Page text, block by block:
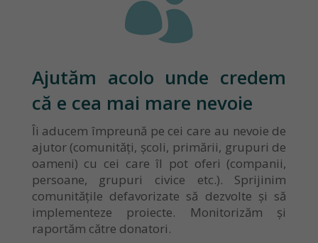
Ajutăm acolo unde credem
că e cea mai mare nevoie
Îi aducem împreună pe cei care au nevoie de
ajutor (comunități, școli, primării, grupuri de
oameni) cu cei care îl pot oferi (companii,
persoane, grupuri civice etc.). Sprijinim
comunitățile defavorizate să dezvolte și să
implementeze proiecte. Monitorizăm și
raportăm către donatori.